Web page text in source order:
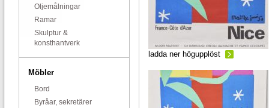
Oljemålningar
Ramar
Skulptur &
konsthantverk
Möbler
Bord
Byråar, sekretärer
ladda ner högupplöst